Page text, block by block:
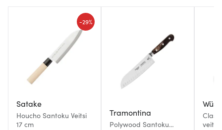
Satake
Houcho Santoku Veitsi
17 cm
-29%
Tramontina
Polywood Santoku
veitsi